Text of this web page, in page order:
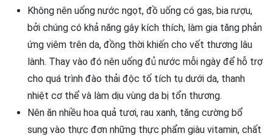
Không nên uống nước ngọt, đồ uống có gas, bia rượu,
bởi chúng có khả năng gây kích thích, làm gia tăng phản
ứng viêm trên da, đồng thời khiến cho vết thương lâu
lành. Thay vào đó nên uống đủ nước mỗi ngày để hỗ trợ
cho quá trình đào thải độc tố tích tụ dưới da, thanh
nhiệt cơ thể và làm dịu vùng da bị tổn thương.
Nên ăn nhiều hoa quả tươi, rau xanh, tăng cường bổ
sung vào thực đơn những thực phẩm giàu vitamin, chất